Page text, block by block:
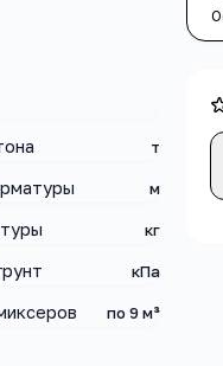
т
м
кг
кПа
по 9 м³